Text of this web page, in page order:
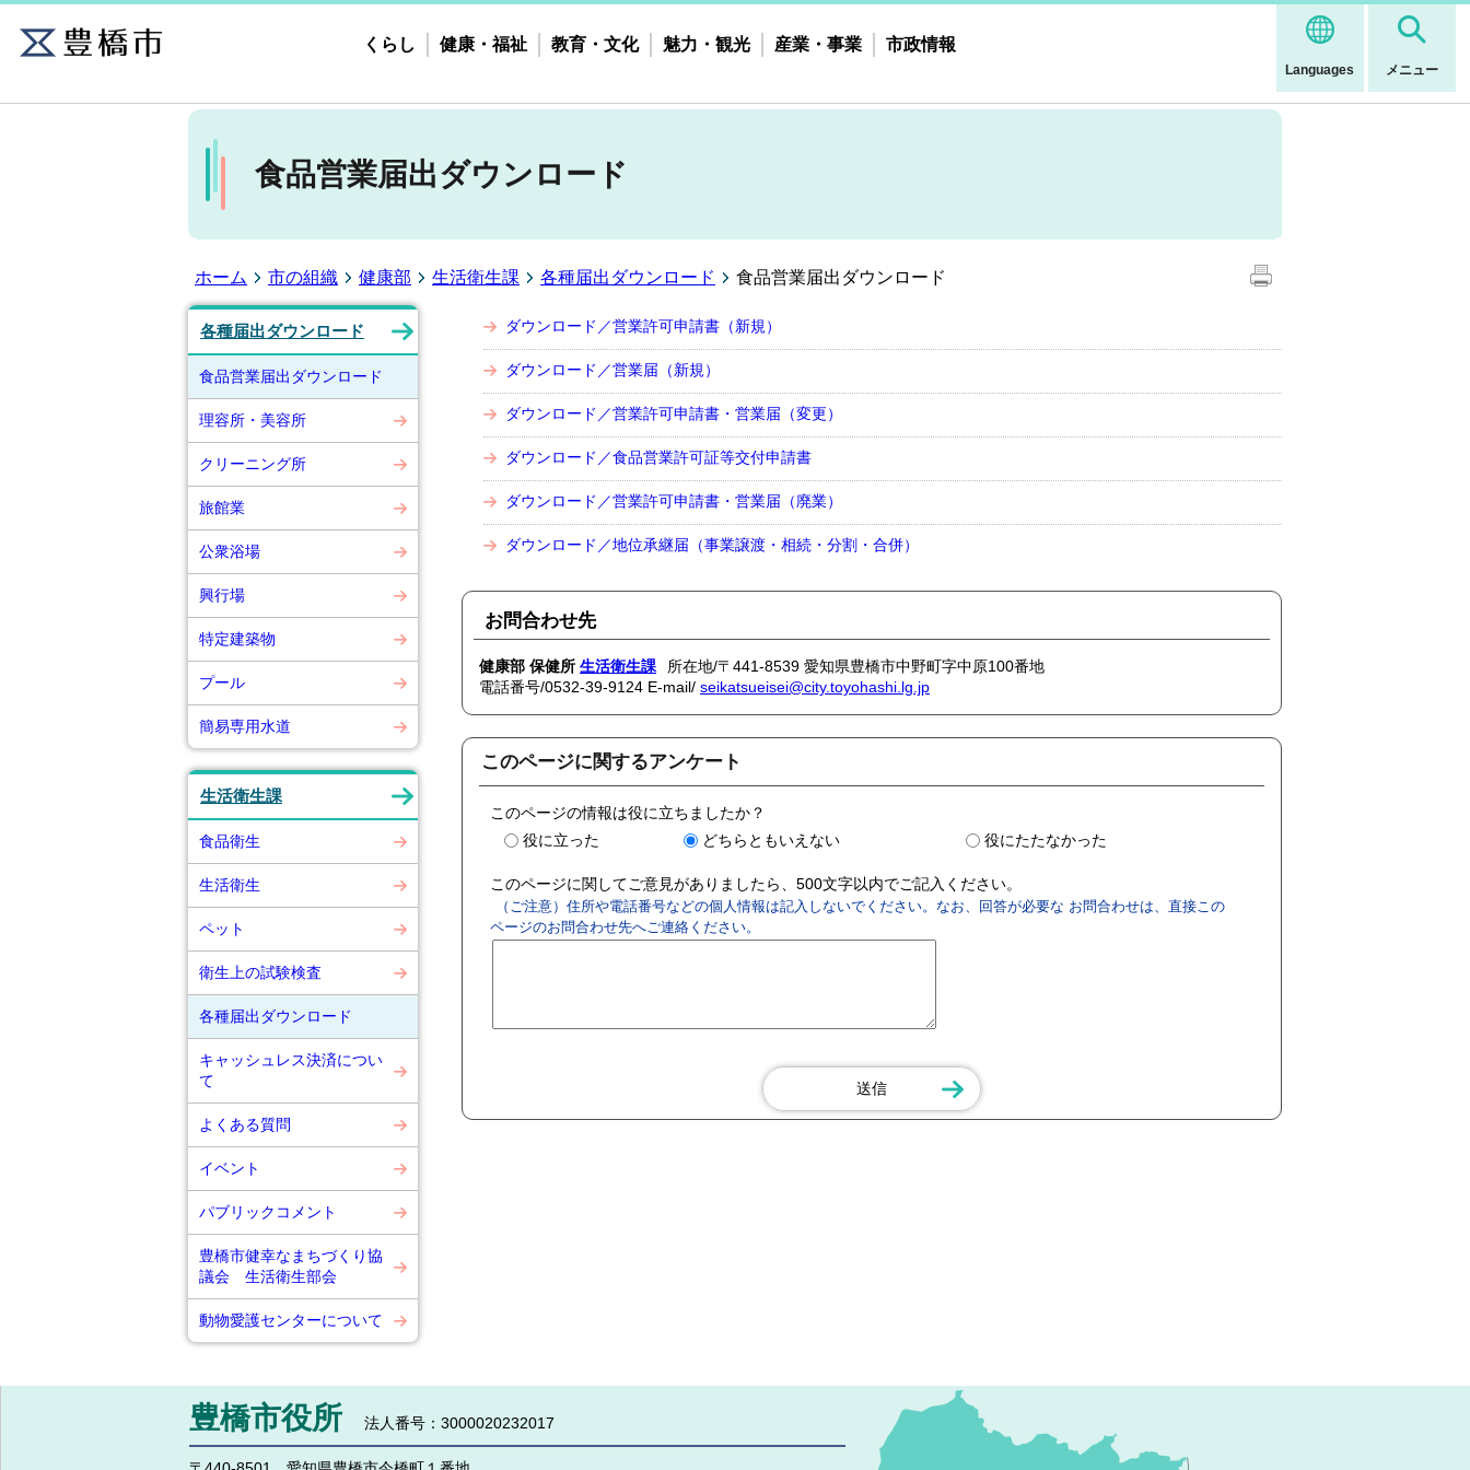
Languages メニュー
くらし 健康・福祉 教育・文化 魅力・観光 産業・事業 市政情報
食品営業届出ダウンロード
ホーム 市の組織 健康部 生活衛生課 各種届出ダウンロード 食品営業届出ダウンロード
各種届出ダウンロード
食品営業届出ダウンロード
理容所・美容所
クリーニング所
旅館業
公衆浴場
興行場
特定建築物
プール
簡易専用水道
生活衛生課
食品衛生
生活衛生
ペット
衛生上の試験検査
各種届出ダウンロード
キャッシュレス決済につい
て
よくある質問
イベント
パブリックコメント
豊橋市健幸なまちづくり協
議会 生活衛生部会
動物愛護センターについて
ダウンロード／営業許可申請書（新規）
ダウンロード／営業届（新規）
ダウンロード／営業許可申請書・営業届（変更）
ダウンロード／食品営業許可証等交付申請書
ダウンロード／営業許可申請書・営業届（廃業）
ダウンロード／地位承継届（事業譲渡・相続・分割・合併）
お問合わせ先
健康部 保健所 生活衛生課
所在地/〒441-8539 愛知県豊橋市中野町字中原100番地
電話番号/0532-39-9124 E-mail/ seikatsueisei@city.toyohashi.lg.jp
このページに関するアンケート
このページの情報は役に立ちましたか？
役に立った
どちらともいえない 役にたたなかった
このページに関してご意見がありましたら、500文字以内でご記入ください。
（ご注意）住所や電話番号などの個人情報は記入しないでください。なお、回答が必要な お問合わせは、直接この
ページのお問合わせ先へご連絡ください。
豊橋市役所 法人番号：3000020232017